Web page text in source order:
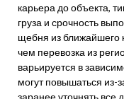
карьера до объекта,
груза и срочность
щебня из ближайшего
чем перевозка из
варьируется в
могут повышаться